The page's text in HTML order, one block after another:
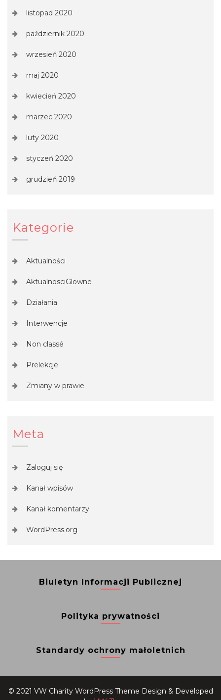
listopad 2020
październik 2020
wrzesień 2020
maj 2020
kwiecień 2020
marzec 2020
luty 2020
styczeń 2020
grudzień 2019
Kategorie
Aktualności
AktualnosciGlowne
Działania
Interwencje
Non classé
Prelekcje
Zmiany w prawie
Meta
Zaloguj się
Kanał wpisów
Kanał komentarzy
WordPress.org
Biuletyn Informacji Publicznej
Polityka prywatności
Standardy ochrony małoletnich
© 2021 VW Charity WordPress Theme Design & Developed